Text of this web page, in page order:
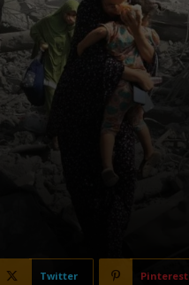
Twitter Pinterest